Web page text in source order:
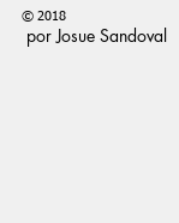
© 2018
por Josue Sandoval